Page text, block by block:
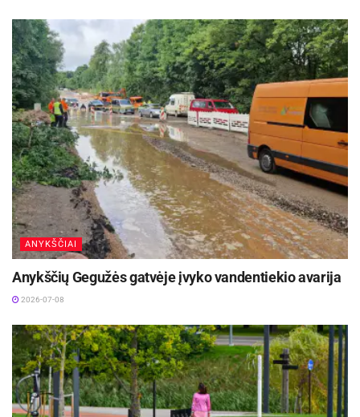
ANYKŠČIAI
Anykščių Gegužės gatvėje įvyko vandentiekio avarija
2026-07-08